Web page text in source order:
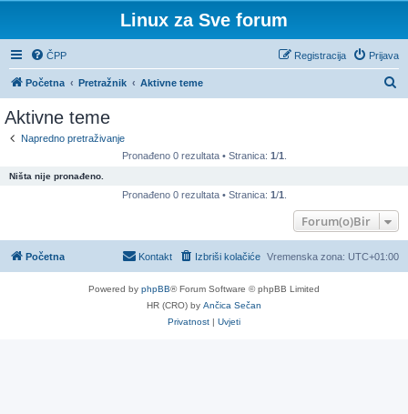
Linux za Sve forum
ČPP Prijava
Registracija
Početna Pretražnik Aktivne teme
ž
i
Aktivne teme
Napredno pretraživanje
Pronađeno 0 rezultata • Stranica: 1/1
Ništa nije pronađeno.
Pronađeno 0 rezultata • Stranica: 1/1
Forum(o)Bir
Početna Vremenska zona: UTC+01:00
Izbriši kolačiće
Kontakt
Powered by phpBB® Forum Software © phpBB Limited
HR (CRO) by Ančica Sečan
Privatnost | Uvjeti